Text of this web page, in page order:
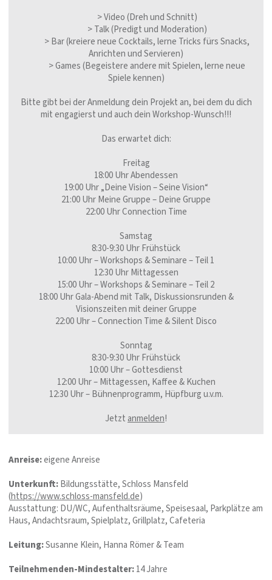
> Video (Dreh und Schnitt)
> Talk (Predigt und Moderation)
> Bar (kreiere neue Cocktails, lerne Tricks fürs Snacks,
Anrichten und Servieren)
> Games (Begeistere andere mit Spielen, lerne neue
Spiele kennen)
Bitte gibt bei der Anmeldung dein Projekt an, bei dem du dich
mit engagierst und auch dein Workshop-Wunsch!!!
Das erwartet dich:
Freitag
18:00 Uhr Abendessen
19:00 Uhr „Deine Vision – Seine Vision“
21:00 Uhr Meine Gruppe – Deine Gruppe
22:00 Uhr Connection Time
Samstag
8:30-9:30 Uhr Frühstück
10:00 Uhr – Workshops & Seminare – Teil 1
12:30 Uhr Mittagessen
15:00 Uhr – Workshops & Seminare – Teil 2
18:00 Uhr Gala-Abend mit Talk, Diskussionsrunden &
Visionszeiten mit deiner Gruppe
22:00 Uhr – Connection Time & Silent Disco
Sonntag
8:30-9:30 Uhr Frühstück
10:00 Uhr – Gottesdienst
12:00 Uhr – Mittagessen, Kaffee & Kuchen
12:30 Uhr – Bühnenprogramm, Hüpfburg u.v.m.
Jetzt anmelden!
Anreise:eigene Anreise
Unterkunft:Bildungsstätte, Schloss Mansfeld
(https://www.schloss-mansfeld.de)
Ausstattung: DU/WC, Aufenthaltsräume, Speisesaal, Parkplätze am
Haus, Andachtsraum, Spielplatz, Grillplatz, Cafeteria
Leitung:Susanne Klein, Hanna Römer & Team
Teilnehmenden-Mindestalter:14 Jahre